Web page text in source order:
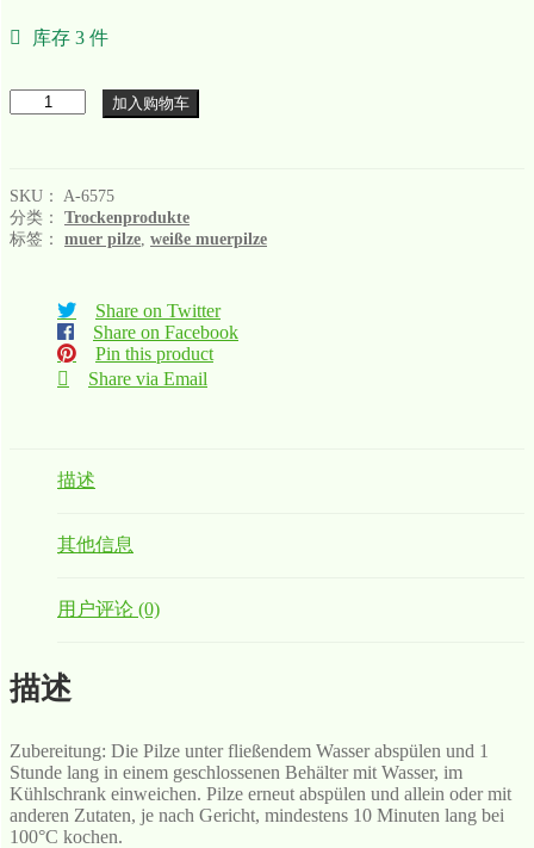
库存 3 件
加入购物车
SKU： A-6575
分类： Trockenprodukte
标签： muer pilze weiße muerpilze
Share on Twitter
Share on Facebook
Pin this product
Share via Email
描述
其他信息
用户评论 (0)
描述
Zubereitung: Die Pilze unter fließendem Wasser abspülen und 1
Stunde lang in einem geschlossenen Behälter mit Wasser, im
Kühlschrank einweichen. Pilze erneut abspülen und allein oder mit
anderen Zutaten, je nach Gericht, mindestens 10 Minuten lang bei
100°C kochen.